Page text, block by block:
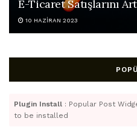
E-Ticaret Satışlarını
10 HAZIRAN 2023
Plugin Install : Popular Post
to be installed